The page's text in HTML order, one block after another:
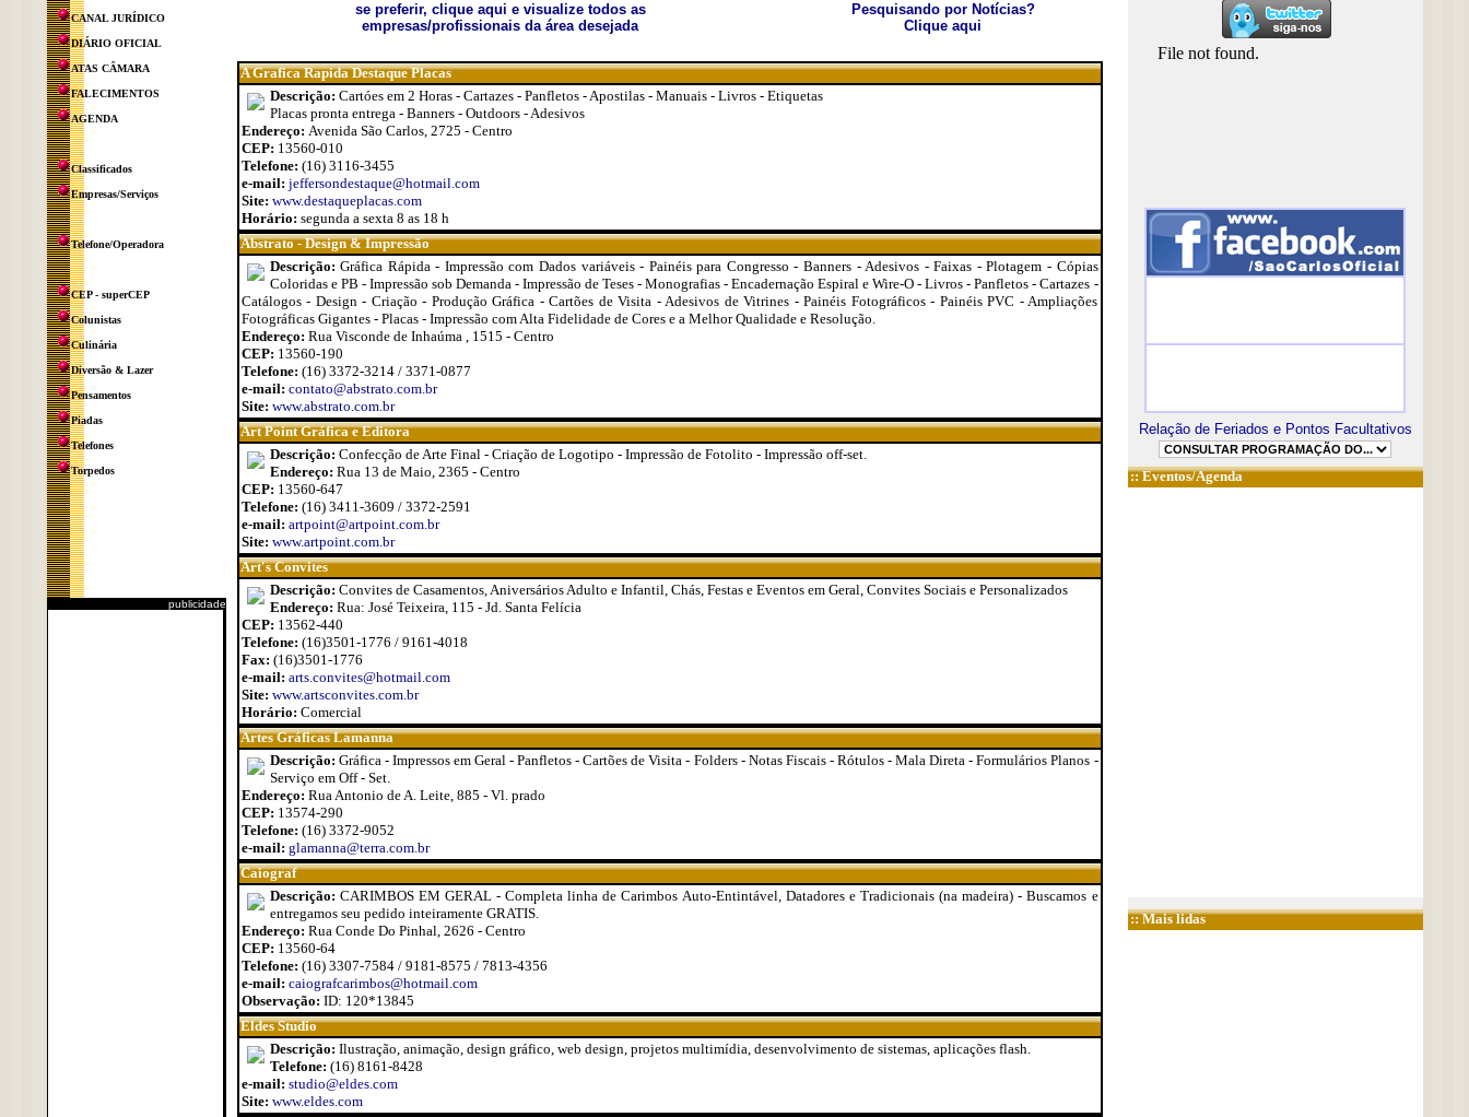
CANAL JURÍDICO
DIÁRIO OFICIAL
ATAS CÂMARA
FALECIMENTOS
AGENDA
Classificados
Empresas/Serviços
Telefone/Operadora
CEP - superCEP
Colunistas
Culinária
Diversão & Lazer
Pensamentos
Piadas
Telefones
Torpedos
publicidade
se preferir, clique aqui e visualize todos as
empresas/profissionais da área desejada
Pesquisando por Notícias?
Clique aqui
A Grafica Rapida Destaque Placas
Descrição: Cartóes em 2 Horas - Cartazes - Panfletos - Apostilas - Manuais - Livros - Etiquetas
Placas pronta entrega - Banners - Outdoors - Adesivos
Endereço: Avenida São Carlos, 2725 - Centro
CEP: 13560-010
Telefone: (16) 3116-3455
e-mail: jeffersondestaque@hotmail.com
Site: www.destaqueplacas.com
Horário: segunda a sexta 8 as 18 h
Abstrato - Design & Impressão
Descrição:Gráfica Rápida - Impressão com Dados variáveis - Painéis para Congresso - Banners - Adesivos - Faixas - Plotagem - Cópias
Coloridas e PB - Impressão sob Demanda - Impressão de Teses - Monografias - Encadernação Espiral e Wire-O - Livros - Panfletos - Cartazes -
Catálogos - Design - Criação - Produção Gráfica - Cartões de Visita - Adesivos de Vitrines - Painéis Fotográficos - Painéis PVC - Ampliações
Fotográficas Gigantes - Placas - Impressão com Alta Fidelidade de Cores e a Melhor Qualidade e Resolução.
Endereço: Rua Visconde de Inhaúma , 1515 - Centro
CEP: 13560-190
Telefone: (16) 3372-3214 / 3371-0877
e-mail: contato@abstrato.com.br
Site: www.abstrato.com.br
Art Point Gráfica e Editora
Descrição: Confecção de Arte Final - Criação de Logotipo - Impressão de Fotolito - Impressão off-set.
Endereço: Rua 13 de Maio, 2365 - Centro
CEP: 13560-647
Telefone: (16) 3411-3609 / 3372-2591
e-mail: artpoint@artpoint.com.br
Site: www.artpoint.com.br
Art's Convites
Descrição: Convites de Casamentos, Aniversários Adulto e Infantil, Chás, Festas e Eventos em Geral, Convites Sociais e Personalizados
Endereço: Rua: José Teixeira, 115 - Jd. Santa Felícia
CEP: 13562-440
Telefone: (16)3501-1776 / 9161-4018
Fax: (16)3501-1776
e-mail: arts.convites@hotmail.com
Site: www.artsconvites.com.br
Horário: Comercial
Artes Gráficas Lamanna
Descrição: Gráfica - Impressos em Geral - Panfletos - Cartões de Visita - Folders - Notas Fiscais - Rótulos - Mala Direta - Formulários Planos -
Serviço em Off - Set.
Endereço: Rua Antonio de A. Leite, 885 - Vl. prado
CEP: 13574-290
Telefone: (16) 3372-9052
e-mail: glamanna@terra.com.br
Caiograf
Descrição: CARIMBOS EM GERAL - Completa linha de Carimbos Auto-Entintável, Datadores e Tradicionais (na madeira) - Buscamos e
entregamos seu pedido inteiramente GRATIS.
Endereço: Rua Conde Do Pinhal, 2626 - Centro
CEP: 13560-64
Telefone: (16) 3307-7584 / 9181-8575 / 7813-4356
e-mail: caiografcarimbos@hotmail.com
Observação: ID: 120*13845
Eldes Studio
Descrição: Ilustração, animação, design gráfico, web design, projetos multimídia, desenvolvimento de sistemas, aplicações flash.
Telefone: (16) 8161-8428
e-mail: studio@eldes.com
Site: www.eldes.com
Relação de Feriados e Pontos Facultativos
::Eventos/Agenda
:: Mais lidas